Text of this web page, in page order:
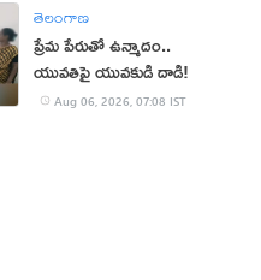
తెలంగాణ
ప్రేమ పేరుతో ఉన్మాదం..
యువతిపై యువకుడి దాడి!
Aug 06, 2026, 07:08 IST